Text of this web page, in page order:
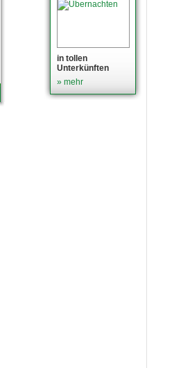
in tollen
Unterkünften
» mehr